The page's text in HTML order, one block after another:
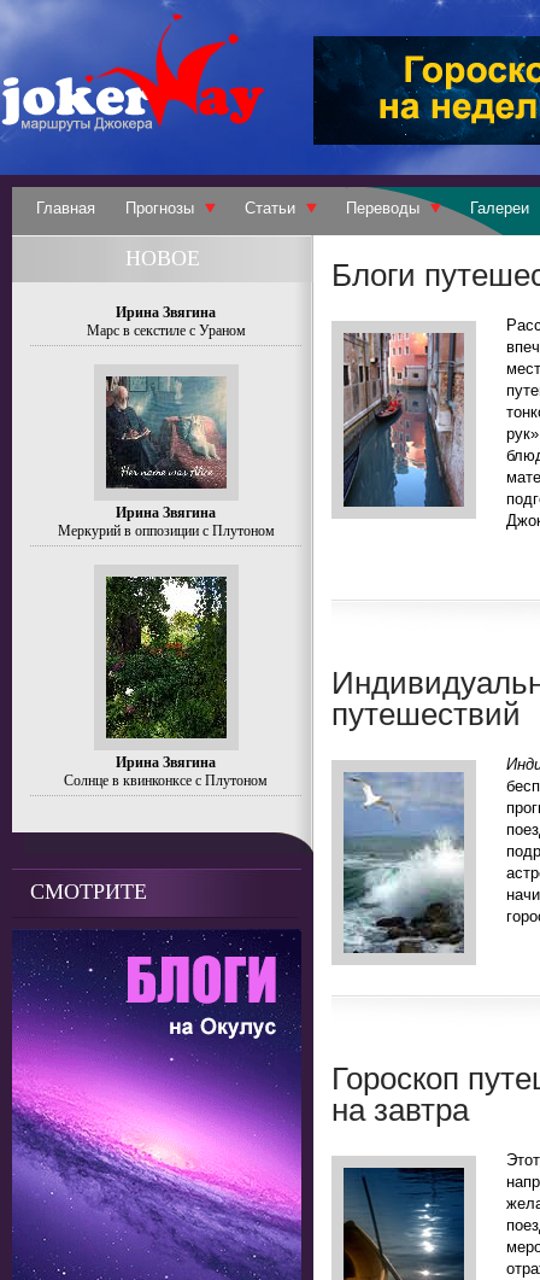
Главная Прогнозы Статьи Переводы Галереи
Блоги
путешествий
Гороскоп
на завтра
НОВОЕ
Ирина Звягина
Марс в секстиле с Ураном
Ирина Звягина
Меркурий в оппозиции с Плутоном
Ирина Звягина
Солнце в квинконксе с Плутоном
СМОТРИТЕ